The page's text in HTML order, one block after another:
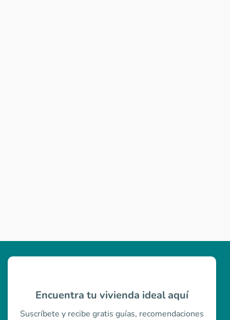
Encuentra tu vivienda ideal aquí
Suscríbete y recibe gratis guías, recomendaciones